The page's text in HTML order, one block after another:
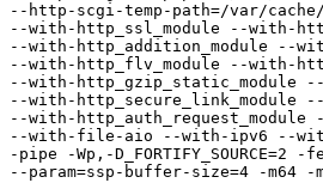
--http-scgi-temp-path=/var/
--with-http_ssl_module --with-
--with-http_addition_module --
--with-http_flv_module --with-
--with-http_gzip_static_module --
--with-http_secure_link_module
--with-
--with-file-aio --with-ipv6 --
-pipe -Wp,-
--param=ssp-buffer-size=4 -m64 -